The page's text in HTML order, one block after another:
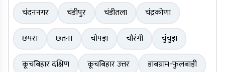
चंदननगर
चंडीपुर चंडीतला
चंद्रकोणा
छपरा
छतना चोपड़ा चौरंगी
चुंचुड़ा
कूचबिहार दक्षिण
कूचबिहार उत्तर
डाबग्राम-फुलबाड़ी